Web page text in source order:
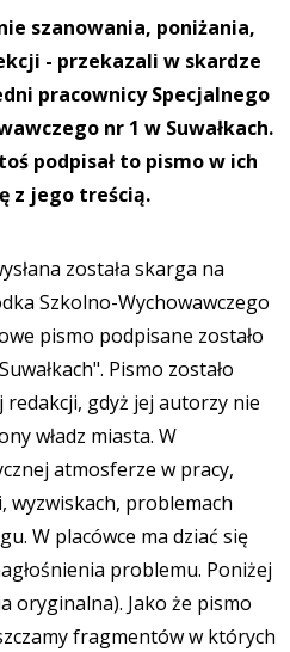
szanowania, poniżania,
- przekazali w skardze
pracownicy Specjalnego
nr 1 w Suwałkach.
podpisał to pismo w ich
z jego treścią.
została skarga na
Szkolno-Wychowawczego
pismo podpisane zostało
Pismo zostało
redakcji, gdyż jej autorzy nie
władz miasta. W
atmosferze w pracy,
wyzwiskach, problemach
W placówce ma dziać się
problemu. Poniżej
oryginalna). Jako że pismo
fragmentów w których